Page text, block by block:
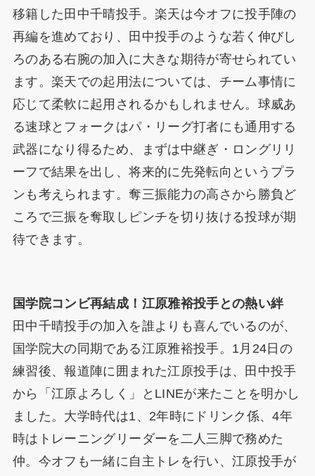
移籍した田中千晴投手。楽天は今オフに投手陣の
再編を進めており、田中投手のような若く伸びし
ろのある右腕の加入に大きな期待が寄せられてい
ます。楽天での起用法については、チーム事情に
応じて柔軟に起用されるかもしれません。球威あ
る速球とフォークはパ・リーグ打者にも通用する
武器になり得るため、まずは中継ぎ・ロングリリ
ーフで結果を出し、将来的に先発転向というプラ
ンも考えられます。奪三振能力の高さから勝負ど
ころで三振を奪取しピンチを切り抜ける投球が期
待できます。
国学院コンビ再結成！江原雅裕投手との熱い絆
田中千晴投手の加入を誰よりも喜んでいるのが、
国学院大の同期である江原雅裕投手。1月24日の
練習後、報道陣に囲まれた江原投手は、田中投手
から「江原よろしく」とLINEが来たことを明かし
ました。大学時代は1、2年時にドリンク係、4年
時はトレーニングリーダーを二人三脚で務めた
仲。今オフも一緒に自主トレを行い、江原投手が